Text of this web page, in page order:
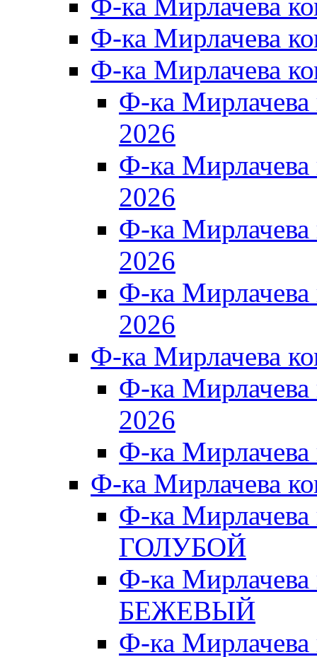
Ф-ка Мирлачева
Ф-ка Мирлачева
Ф-ка Мирлачева
Ф-ка
2026
Ф-ка
2026
Ф-ка
2026
Ф-ка
2026
Ф-ка Мирлачева
Ф-ка
2026
Ф-ка
Ф-ка Мирлачева
Ф-ка
ГОЛУБОЙ
Ф-ка
БЕЖЕВЫЙ
Ф-ка